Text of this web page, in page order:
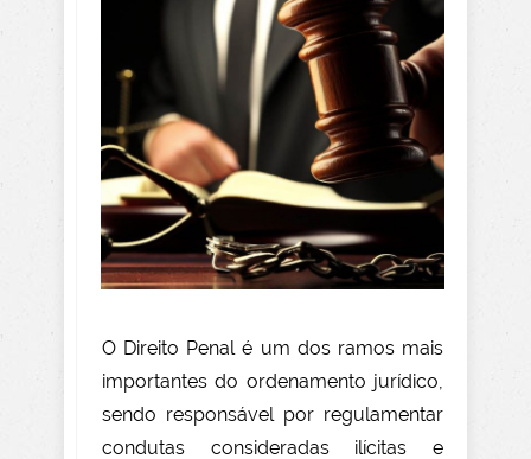
O Direito Penal é um dos ramos mais
importantes do ordenamento jurídico,
sendo responsável por regulamentar
condutas consideradas ilícitas e